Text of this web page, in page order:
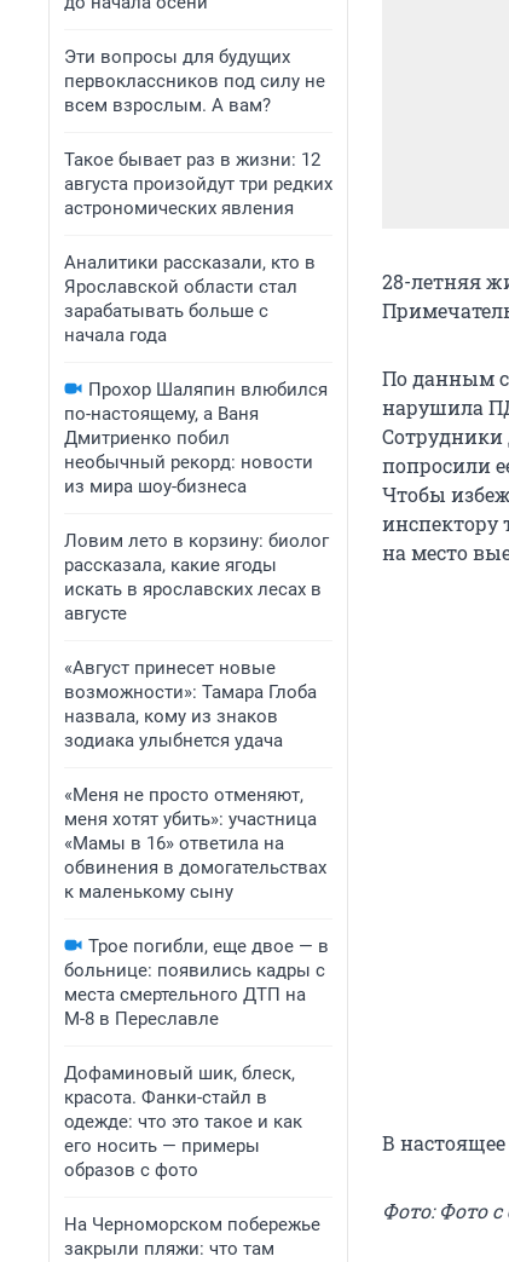
Эти вопросы для будущих
первоклассников под силу не
всем взрослым. А вам?
Такое бывает раз в жизни: 12
августа произойдут три редких
астрономических явления
Аналитики рассказали, кто в
Ярославской области стал
зарабатывать больше с
начала года
Прохор Шаляпин влюбился
по-настоящему, а Ваня
Дмитриенко побил
необычный рекорд: новости
из мира шоу-бизнеса
Ловим лето в корзину: биолог
рассказала, какие ягоды
искать в ярославских лесах в
августе
«Август принесет новые
возможности»: Тамара Глоба
назвала, кому из знаков
зодиака улыбнется удача
«Меня не просто отменяют,
меня хотят убить»: участница
«Мамы в 16» ответила на
обвинения в домогательствах
к маленькому сыну
Трое погибли, еще двое — в
больнице: появились кадры с
места смертельного ДТП на
М-8 в Переславле
Дофаминовый шик, блеск,
красота. Фанки-стайл в
одежде: что это такое и как
его носить — примеры
образов с фото
На Черноморском побережье
закрыли пляжи: что там
28-летняя
По данным
нарушила
Сотрудники
попросили
Чтобы
инспектору
на место
В настоящее
Фото: Фото